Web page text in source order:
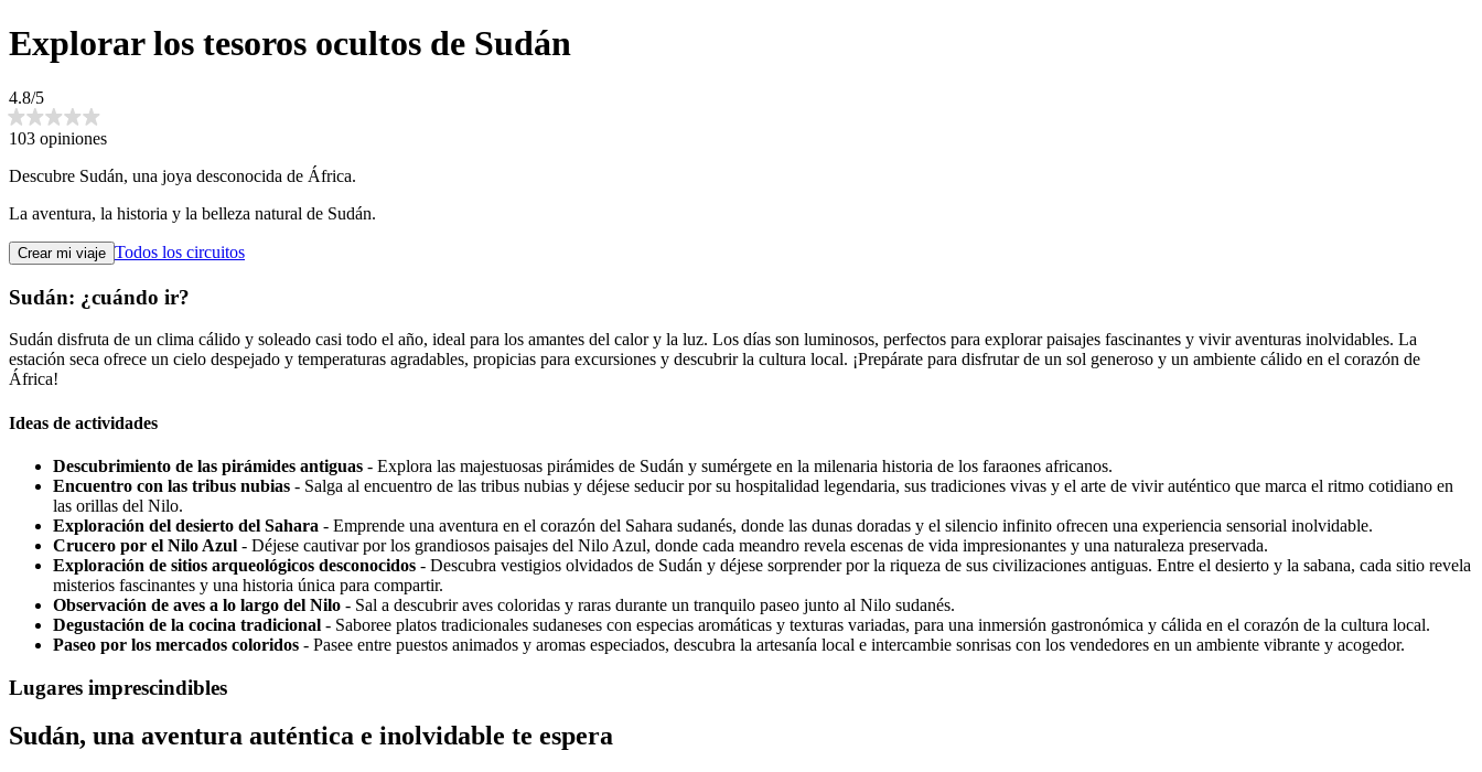
Explorar los tesoros ocultos de Sudán
4.8/5
103 opiniones
Descubre Sudán, una joya desconocida de África.
La aventura, la historia y la belleza natural de Sudán.
Crear mi viaje Todos los circuitos
Sudán: ¿cuándo ir?
Sudán disfruta de un clima cálido y soleado casi todo el año, ideal para los amantes del calor y la luz. Los días son luminosos, perfectos para explorar paisajes fascinantes y vivir aventuras inolvidables. La
estación seca ofrece un cielo despejado y temperaturas agradables, propicias para excursiones y descubrir la cultura local. ¡Prepárate para disfrutar de un sol generoso y un ambiente cálido en el corazón de
África!
Ideas de actividades
Descubrimiento de las pirámides antiguas - Explora las majestuosas pirámides de Sudán y sumérgete en la milenaria historia de los faraones africanos.
Encuentro con las tribus nubias - Salga al encuentro de las tribus nubias y déjese seducir por su hospitalidad legendaria, sus tradiciones vivas y el arte de vivir auténtico que marca el ritmo cotidiano en
las orillas del Nilo.
Exploración del desierto del Sahara - Emprende una aventura en el corazón del Sahara sudanés, donde las dunas doradas y el silencio infinito ofrecen una experiencia sensorial inolvidable.
Crucero por el Nilo Azul - Déjese cautivar por los grandiosos paisajes del Nilo Azul, donde cada meandro revela escenas de vida impresionantes y una naturaleza preservada.
Exploración de sitios arqueológicos desconocidos - Descubra vestigios olvidados de Sudán y déjese sorprender por la riqueza de sus civilizaciones antiguas. Entre el desierto y la sabana, cada sitio revela
misterios fascinantes y una historia única para compartir.
Observación de aves a lo largo del Nilo - Sal a descubrir aves coloridas y raras durante un tranquilo paseo junto al Nilo sudanés.
Degustación de la cocina tradicional - Saboree platos tradicionales sudaneses con especias aromáticas y texturas variadas, para una inmersión gastronómica y cálida en el corazón de la cultura local.
Paseo por los mercados coloridos - Pasee entre puestos animados y aromas especiados, descubra la artesanía local e intercambie sonrisas con los vendedores en un ambiente vibrante y acogedor.
Lugares imprescindibles
Sudán, una aventura auténtica e inolvidable te espera